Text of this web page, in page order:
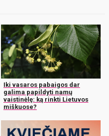
Iki vasaros pabaigos dar
galima papildyti namų
vaistinėlę: ką rinkti Lietuvos
miškuose?